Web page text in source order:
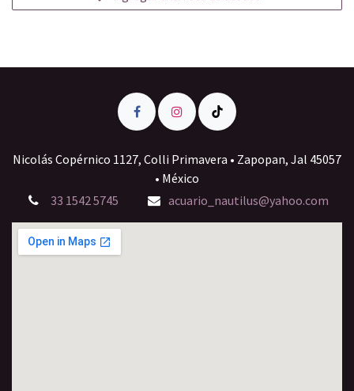
Nicolás Copérnico 1127, Colli Primavera • Zapopan, Jal 45057
• México
33 1542 5745
acuario_nautilus@yahoo.com